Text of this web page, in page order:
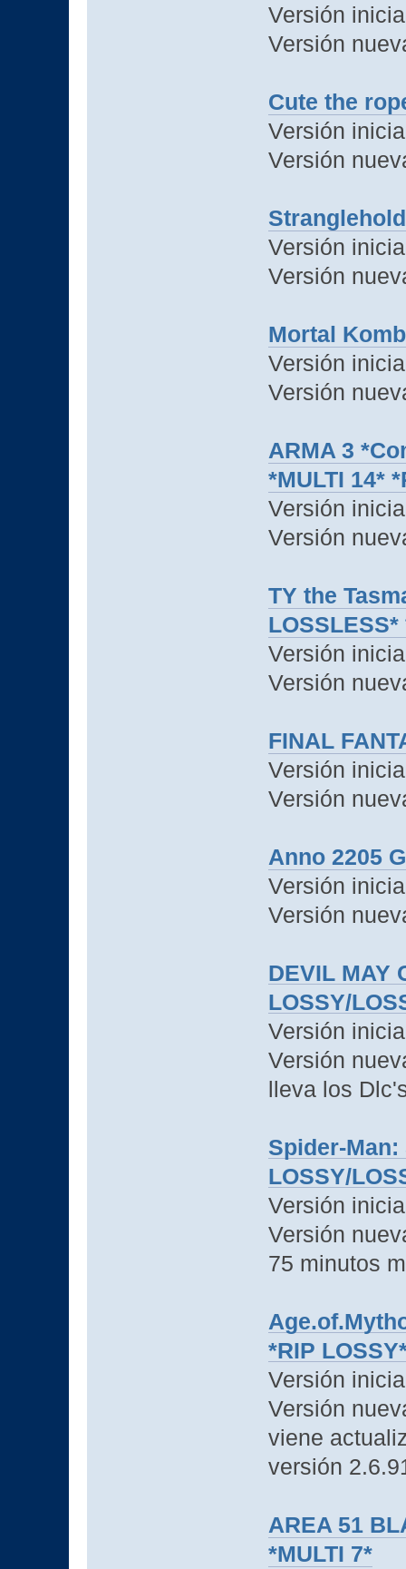
Versión
Versión
Cute the
Versión
Versión
Stranglehold
Versión
Versión
Mortal
Versión
Versión
ARMA 3
*MULTI 14*
Versión
Versión
TY the
LOSSLESS*
Versión
Versión
FINAL
Versión
Versión
Anno 2205
Versión
Versión
DEVIL MAY
LOSSY/
Versión
Versión
lleva los
Spider-
LOSSY/
Versión
Versión
75 minutos
*RIP
Versión
Versión
viene
versión
AREA 51
*MULTI 7*